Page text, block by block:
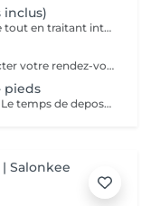
inclus)
Ce soin reprend la partie d cela pédicure tout en traitant intensément les pieds déshydratés grace un masque spécifique (pose vernis inclus). Pensez a ramener des chaussures ouvertes pour la pose de vernis. Nous vous prions de bien vouloir respecter votre rendez-vous. En prenant rendez-vous, vous occupez une place, dont une autre personne aurait éventuellement besoin. Tout rendez-vous non annulé 24h en avance, est susceptible d'être facturé. (Si vous ne pouvez pas vous présenter à votre RDV, proposez-le éventuellement à un proche ou à un ami) Toute l'équipe de Aromas Institut vous remercie pour votre respect et votre compréhension.
Nous vous prions de bien vouloir respecter votre rendez-vous. En prenant rendez-vous, vous occupez une place, dont une autre personne aurait éventuellement besoin. Tout rendez-vous non annulé 24h en avance, est susceptible d'être facturé. (Si vous ne pouvez pas vous présenter à votre RDV, proposez-le éventuellement à un proche ou à un ami) Toute l'équipe de Aromas Institut vous remercie pour votre respect et votre compréhension.
pieds
Pour une tenue entre 2 et 3 semaines. !! Le temps de depose n'est pas compris dans ce soin, si il est nécessaire de faire une depose d'ancien semi permanent, merci de sélectionner le soin depose + pose Dans le cas contraire, nous n'aurons pas assez de temps pour tout realiser Nous vous prions de bien vouloir respecter votre rendez-vous. En prenant rendez-vous, vous occupez une place, dont une autre personne aurait éventuellement besoin. Tout rendez-vous non annulé 24h en avance, est susceptible d'être facturé. (Si vous ne pouvez pas vous présenter à votre RDV, proposez-le éventuellement à un proche ou à un ami) Toute l'équipe de Aromas Institut vous remercie pour votre respect et votre compréhension.